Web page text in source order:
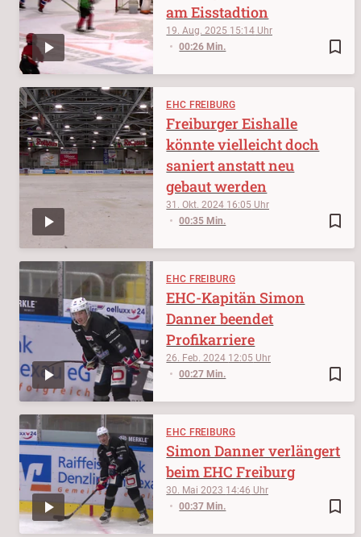
bookmark_border
19. Aug. 2025 15:14
00:26 Min.
am Eisstadtion
EHC FREIBURG
bookmark_border
31. Okt. 2024 16:05
00:35 Min.
Freiburger Eishalle
könnte vielleicht doch
saniert anstatt neu
gebaut werden
EHC FREIBURG
bookmark_border
26. Feb. 2024 12:05
00:27 Min.
EHC-Kapitän Simon
Danner beendet
Profikarriere
EHC FREIBURG
bookmark_border
30. Mai 2023 14:46
00:37 Min.
Simon Danner verlängert
beim EHC Freiburg